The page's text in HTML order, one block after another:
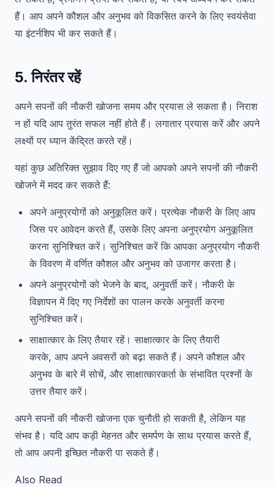
हैं। आप अपने कौशल और अनुभव को विकसित करने के लिए स्वयंसेवा
या इंटर्नशिप भी कर सकते हैं।
5. निरंतर रहें
अपने सपनों की नौकरी खोजना समय और प्रयास ले सकता है। निराश
न हों यदि आप तुरंत सफल नहीं होते हैं। लगातार प्रयास करें और अपने
लक्ष्यों पर ध्यान केंद्रित करते रहें।
यहां कुछ अतिरिक्त सुझाव दिए गए हैं जो आपको अपने सपनों की नौकरी
खोजने में मदद कर सकते हैं:
अपने अनुप्रयोगों को अनुकूलित करें। प्रत्येक नौकरी के लिए आप
जिस पर आवेदन करते हैं, उसके लिए अपना अनुप्रयोग अनुकूलित
करना सुनिश्चित करें। सुनिश्चित करें कि आपका अनुप्रयोग नौकरी
के विवरण में वर्णित कौशल और अनुभव को उजागर करता है।
अपने अनुप्रयोगों को भेजने के बाद, अनुवर्ती करें। नौकरी के
विज्ञापन में दिए गए निर्देशों का पालन करके अनुवर्ती करना
सुनिश्चित करें।
साक्षात्कार के लिए तैयार रहें। साक्षात्कार के लिए तैयारी
करके, आप अपने अवसरों को बढ़ा सकते हैं। अपने कौशल और
अनुभव के बारे में सोचें, और साक्षात्कारकर्ता के संभावित प्रश्नों के
उत्तर तैयार करें।
अपने सपनों की नौकरी खोजना एक चुनौती हो सकती है, लेकिन यह
संभव है। यदि आप कड़ी मेहनत और समर्पण के साथ प्रयास करते हैं,
तो आप अपनी इच्छित नौकरी पा सकते हैं।
Also Read